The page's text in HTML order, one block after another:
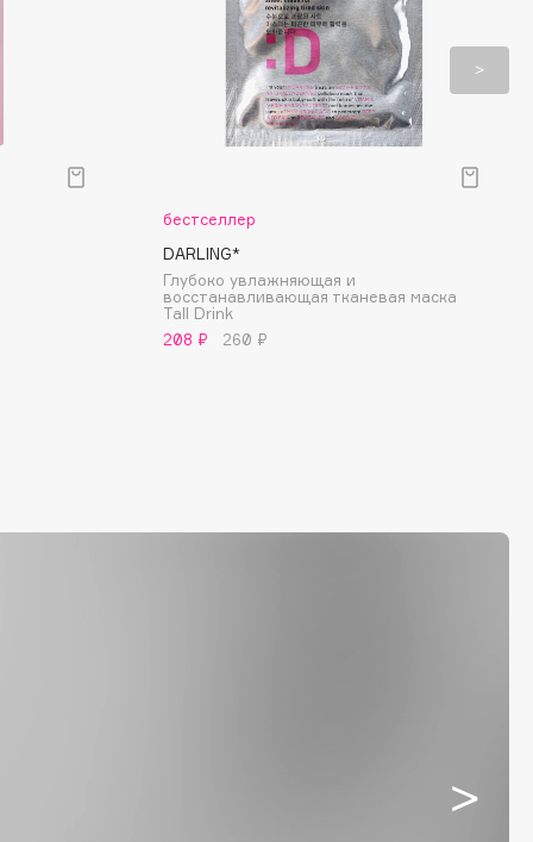
бестселлер
DARLING*
Глубоко увлажняющая и
восстанавливающая тканевая маска
Tall Drink
208 ₽
260 ₽